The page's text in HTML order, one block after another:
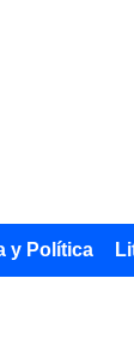
y Política